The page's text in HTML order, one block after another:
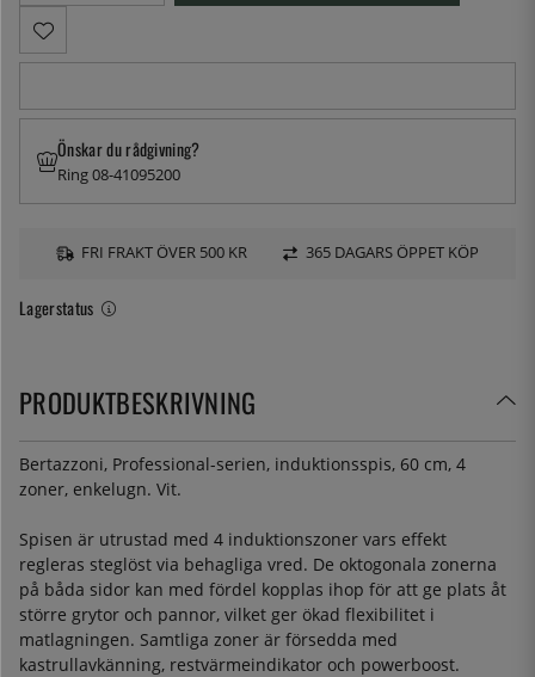
Lagerstatus
Önskar du rådgivning?
Ring 08-41095200
FRI FRAKT ÖVER 500 KR 365 DAGARS ÖPPET KÖP
PRODUKTBESKRIVNING
Bertazzoni, Professional-serien, induktionsspis, 60 cm, 4
zoner, enkelugn. Vit.
Spisen är utrustad med 4 induktionszoner vars effekt
regleras steglöst via behagliga vred. De oktogonala zonerna
på båda sidor kan med fördel kopplas ihop för att ge plats åt
större grytor och pannor, vilket ger ökad flexibilitet i
matlagningen. Samtliga zoner är försedda med
kastrullavkänning, restvärmeindikator och powerboost.